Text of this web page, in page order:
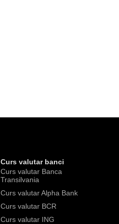
Curs valutar banci
Curs valutar Banca
Transilvania
Curs valutar Alpha Bank
Curs valutar BCR
Curs valutar ING